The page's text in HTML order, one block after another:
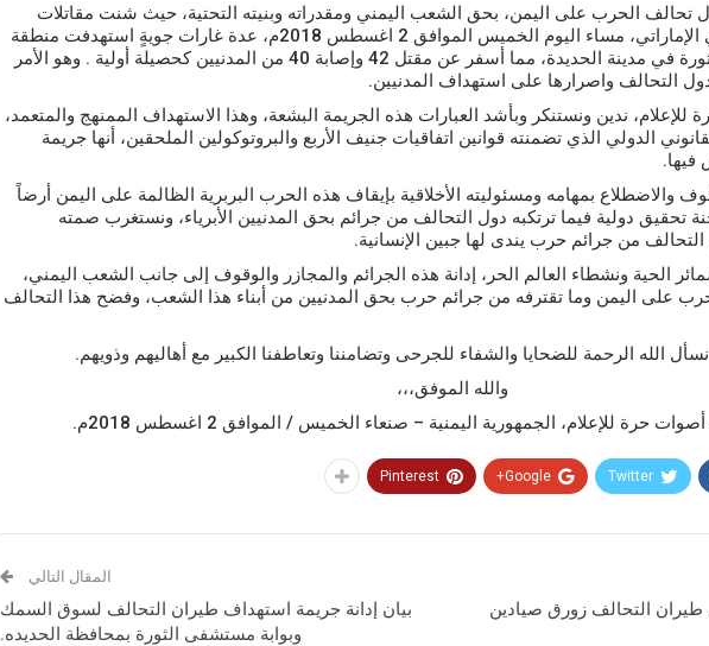
تحالف الحرب على اليمن، بحق الشعب اليمني ومقدراته وبنيته التحتية، حيث شنت مقاتلات
التحالف الأمريكي السعودي الإماراتي، مساء اليوم الخميس الموافق 2 اغسطس 2018م، عدة غارات جويةٍ استهدفت منطقة
الحوت و بوابة مستشفى الثورة في مدينة الحديدة، مما أسفر عن مقتل 42 وإصابة 40 من المدنيين كحصيلة أولية . وهو الأمر
التحالف واصرارها على استهداف المدنيين.
ندين ونستنكر وبأشد العبارات هذه الجريمة البشعة، وهذا الاستهداف الممنهج والمتعمد،
الدولي الذي تضمنته قوانين اتفاقيات جنيف الأربع والبروتوكولين الملحقين، أنها جريمة
فيها.
والاضطلاع بمهامه ومسئوليته الأخلاقية بإيقاف هذه الحرب البربرية الظالمة على اليمن أرضاً
تحقيق دولية فيما ترتكبه دول التحالف من جرائم بحق المدنيين الأبرياء، ونستغرب صمته
من جرائم حرب يندى لها جبين الإنسانية.
الحية ونشطاء العالم الحر، إدانة هذه الجرائم والمجازر والوقوف إلى جانب الشعب اليمني،
على اليمن وما تقترفه من جرائم حرب بحق المدنيين من أبناء هذا الشعب، وفضح هذا التحالف
الله الرحمة للضحايا والشفاء للجرحى وتضامننا وتعاطفنا الكبير مع أهاليهم وذويهم.
والله الموفق،،،
حرة للإعلام، الجمهورية اليمنية – صنعاء الخميس / الموافق 2 اغسطس 2018م.
Twitter
Google+
Pinterest
طيران التحالف زورق صيادين
المقال التالي
بيان إدانة جريمة استهداف طيران التحالف لسوق السمك
وبوابة مستشفى الثورة بمحافظة الحديده.